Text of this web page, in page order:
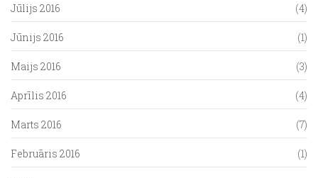
Jūlijs 2016 (4)
Jūnijs 2016 (1)
Maijs 2016 (3)
Aprīlis 2016 (4)
Marts 2016 (7)
Februāris 2016 (1)